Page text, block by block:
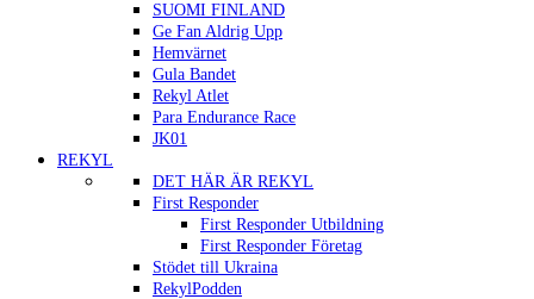
SUOMI FINLAND
Ge Fan Aldrig Upp
Hemvärnet
Gula Bandet
Rekyl Atlet
Para Endurance Race
JK01
REKYL
DET HÄR ÄR REKYL
First Responder
First Responder Utbildning
First Responder Företag
Stödet till Ukraina
RekylPodden